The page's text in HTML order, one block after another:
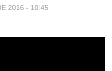
2016 - 10:45